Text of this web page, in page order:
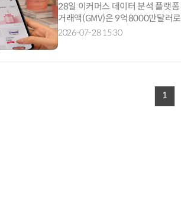
28일 이커머스 데이터 분석 플랫
거래액(GMV)은 9억8000만달러
티 브랜드가 매출 1·2위를 차지하
2026-07-28 15:30
1